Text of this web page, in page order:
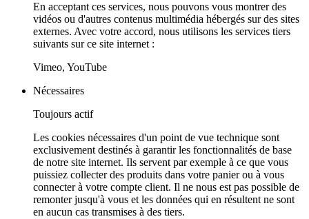
En acceptant ces services, nous pouvons vous montrer des
vidéos ou d'autres contenus multimédia hébergés sur des sites
externes. Avec votre accord, nous utilisons les services tiers
suivants sur ce site internet :
Vimeo, YouTube
Nécessaires
Toujours actif
Les cookies nécessaires d'un point de vue technique sont
exclusivement destinés à garantir les fonctionnalités de base
de notre site internet. Ils servent par exemple à ce que vous
puissiez collecter des produits dans votre panier ou à vous
connecter à votre compte client. Il ne nous est pas possible de
remonter jusqu'à vous et les données qui en résultent ne sont
en aucun cas transmises à des tiers.